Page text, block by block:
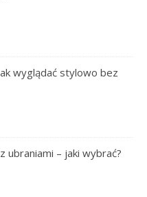
wyglądać stylowo bez
ubraniami – jaki wybrać?